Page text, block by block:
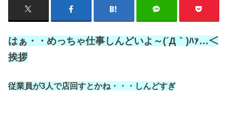
はぁ・・めっちゃ仕事しんどいよ～(´Д｀)ﾊｧ…＜
挨拶
従業員が3人で店回すとかね・・・しんどすぎ